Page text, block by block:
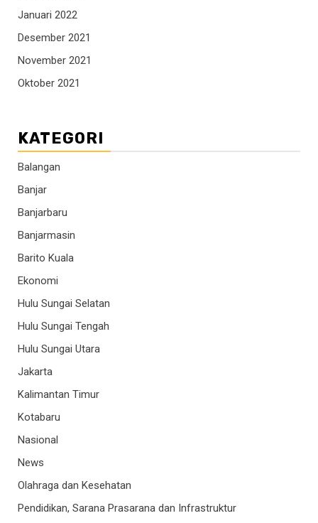
Januari 2022
Desember 2021
November 2021
Oktober 2021
KATEGORI
Balangan
Banjar
Banjarbaru
Banjarmasin
Barito Kuala
Ekonomi
Hulu Sungai Selatan
Hulu Sungai Tengah
Hulu Sungai Utara
Jakarta
Kalimantan Timur
Kotabaru
Nasional
News
Olahraga dan Kesehatan
Pendidikan, Sarana Prasarana dan Infrastruktur